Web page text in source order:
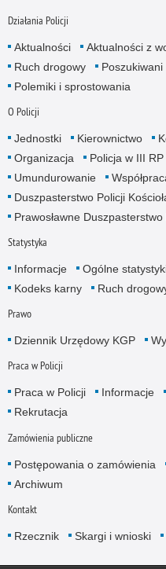
Działania Policji
Aktualności Aktualności z
Ruch drogowy
Poszukiwani
Polemiki i sprostowania
O Policji
Jednostki Kierownictwo
Organizacja
Policja w III RP
Umundurowanie
Duszpasterstwo Policji
Prawosławne Duszpasterstwo
Statystyka
Informacje Ogólne
Kodeks karny
Ruch
Prawo
Dziennik Urzędowy KGP
Praca w Policji
Praca w Policji Informacje
Rekrutacja
Zamówienia publiczne
Postępowania o zamówienia
Archiwum
Kontakt
Rzecznik Skargi i wnioski